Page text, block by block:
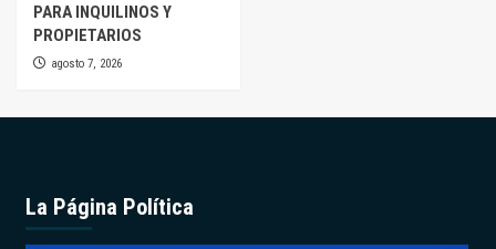
PARA INQUILINOS Y
PROPIETARIOS
agosto 7, 2026
La Página Política